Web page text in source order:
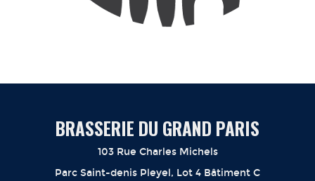
BRASSERIE DU GRAND PARIS
103 Rue Charles Michels
Parc Saint-denis Pleyel, Lot 4 Bâtiment C